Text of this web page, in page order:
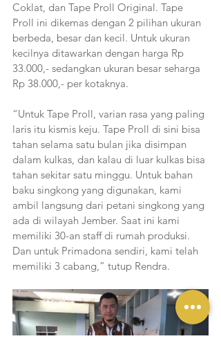
Coklat, dan Tape Proll Original. Tape
Proll ini dikemas dengan 2 pilihan ukuran
berbeda, besar dan kecil. Untuk ukuran
kecilnya ditawarkan dengan harga Rp
33.000,- sedangkan ukuran besar seharga
Rp 38.000,- per kotaknya.
“Untuk Tape Proll, varian rasa yang paling
laris itu kismis keju. Tape Proll di sini bisa
tahan selama satu bulan jika disimpan
dalam kulkas, dan kalau di luar kulkas bisa
tahan sekitar satu minggu. Untuk bahan
baku singkong yang digunakan, kami
ambil langsung dari petani singkong yang
ada di wilayah Jember. Saat ini kami
memiliki 30-an staff di rumah produksi.
Dan untuk Primadona sendiri, kami telah
memiliki 3 cabang,” tutup Rendra.